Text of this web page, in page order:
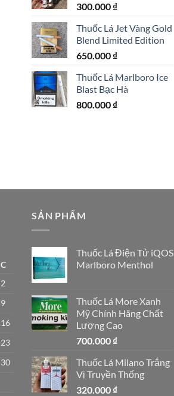
300.000 ₫
Thuốc Lá Jet Vàng Gold
Blend Limited Edition
650.000 ₫
Thuốc Lá Marlboro Ice
Blast Bạc Hà
800.000 ₫
C
2
9
16
23
30
SẢN PHẨM
Thuốc Lá Điện Tử iQOS
Marlboro Menthol
Thuốc Lá More Xanh
Mỹ Chính Hãng Chất
Lượng Cao
700.000 ₫
Thuốc Lá Milano Trắng
Vị Truyền Thống
320.000 ₫